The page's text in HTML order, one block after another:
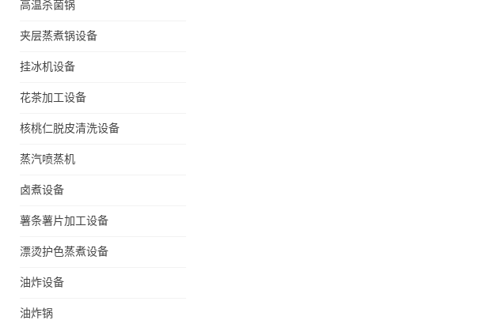
高温杀菌锅
夹层蒸煮锅设备
挂冰机设备
花茶加工设备
核桃仁脱皮清洗设备
蒸汽喷蒸机
卤煮设备
薯条薯片加工设备
漂烫护色蒸煮设备
油炸设备
油炸锅